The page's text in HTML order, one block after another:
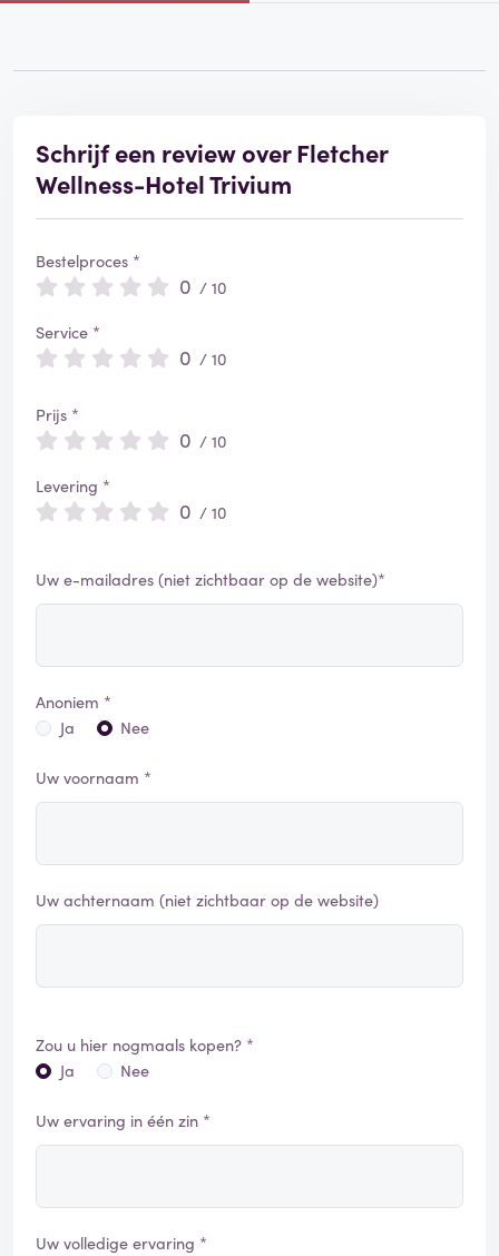
Schrijf een review over Fletcher
Wellness-Hotel Trivium
Bestelproces *
0 / 10
Service *
0 / 10
Prijs *
0 / 10
Levering *
0 / 10
Uw e-mailadres (niet zichtbaar op de website)*
Anoniem *
Ja
Nee
Uw voornaam *
Uw achternaam (niet zichtbaar op de website)
Zou u hier nogmaals kopen? *
Ja
Nee
Uw ervaring in één zin *
Uw volledige ervaring *